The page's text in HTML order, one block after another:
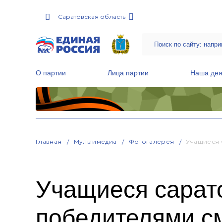
Саратовская область
О партии Лица партии Наша
Главная Мультимедиа Фотогалерея Учащиеся
Учащиеся